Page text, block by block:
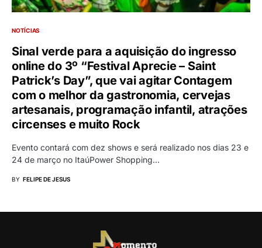
NOTÍCIAS
Sinal verde para a aquisição do ingresso
online do 3º “Festival Aprecie – Saint
Patrick’s Day”, que vai agitar Contagem
com o melhor da gastronomia, cervejas
artesanais, programação infantil, atrações
circenses e muito Rock
Evento contará com dez shows e será realizado nos dias 23 e
24 de março no ItaúPower Shopping…
BY FELIPE DE JESUS